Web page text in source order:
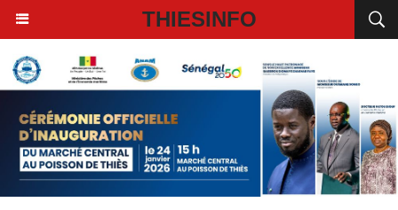
THIESINFO